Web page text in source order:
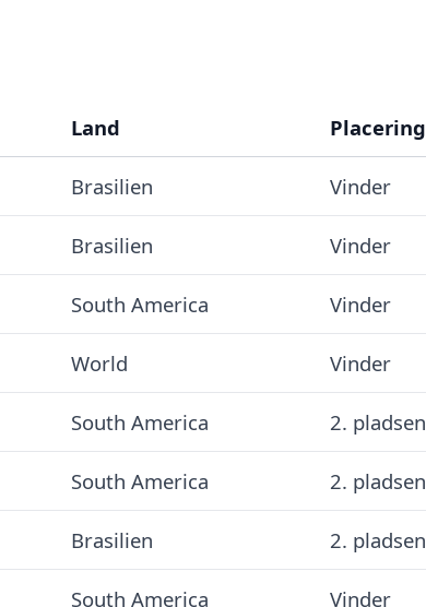
Land Placering
Brasilien Vinder
Brasilien Vinder
South America Vinder
World Vinder
South America 2. pladsen
South America 2. pladsen
Brasilien 2. pladsen
South America Vinder